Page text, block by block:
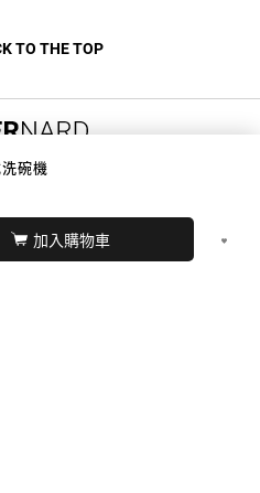
碗機
加入購物車
TO THE TOP
購物
WEBDESIGN